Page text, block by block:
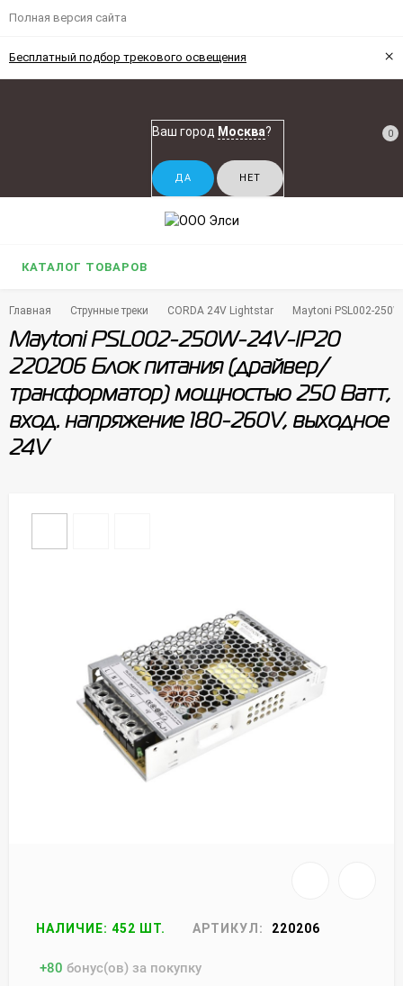
Полная версия сайта
Бесплатный подбор трекового освещения ×
Ваш город Москва? 0
КАТАЛОГ ТОВАРОВ
Главная Струнные треки CORDA 24V Lightstar Maytoni PSL002-
Maytoni PSL002-250W-24V-IP20
220206 Блок питания (драйвер/
трансформатор) мощностью 250 Ватт,
вход. напряжение 180-260V, выходное
24V
НАЛИЧИЕ: 452 ШТ. АРТИКУЛ: 220206
+80 бонус(ов) за покупку